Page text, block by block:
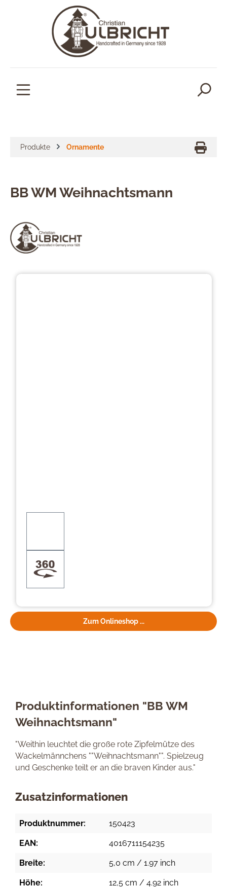
Produkte Ornamente
BB WM Weihnachtsmann
Zum Onlineshop ...
Produktinformationen "BB WM
Weihnachtsmann"
"Weithin leuchtet die große rote Zipfelmütze des
Wackelmännchens ""Weihnachtsmann"". Spielzeug
und Geschenke teilt er an die braven Kinder aus."
Zusatzinformationen
Produktnummer: 150423
EAN: 4016711154235
Breite: 5,0 cm / 1.97 inch
Höhe: 12,5 cm / 4.92 inch